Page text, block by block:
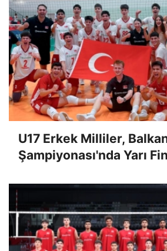
U17 Erkek Milliler,
Şampiyonası'nda Yarı